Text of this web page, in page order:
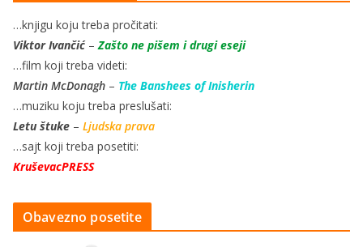
…knjigu koju treba pročitati:
Viktor Ivančić– Zašto ne pišem i drugi eseji
…film koji treba videti:
Martin McDonagh – The Banshees of Inisherin
…muziku koju treba preslušati:
Letu štuke – Ljudska prava
…sajt koji treba posetiti:
KruševacPRESS
Obavezno posetite